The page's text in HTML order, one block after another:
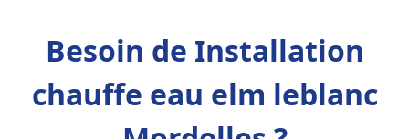
Besoin de Installation
chauffe eau elm leblanc